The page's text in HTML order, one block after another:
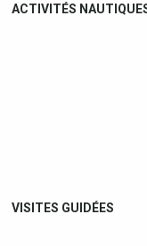
ACTIVITÉS
VISITES GUIDÉES
!